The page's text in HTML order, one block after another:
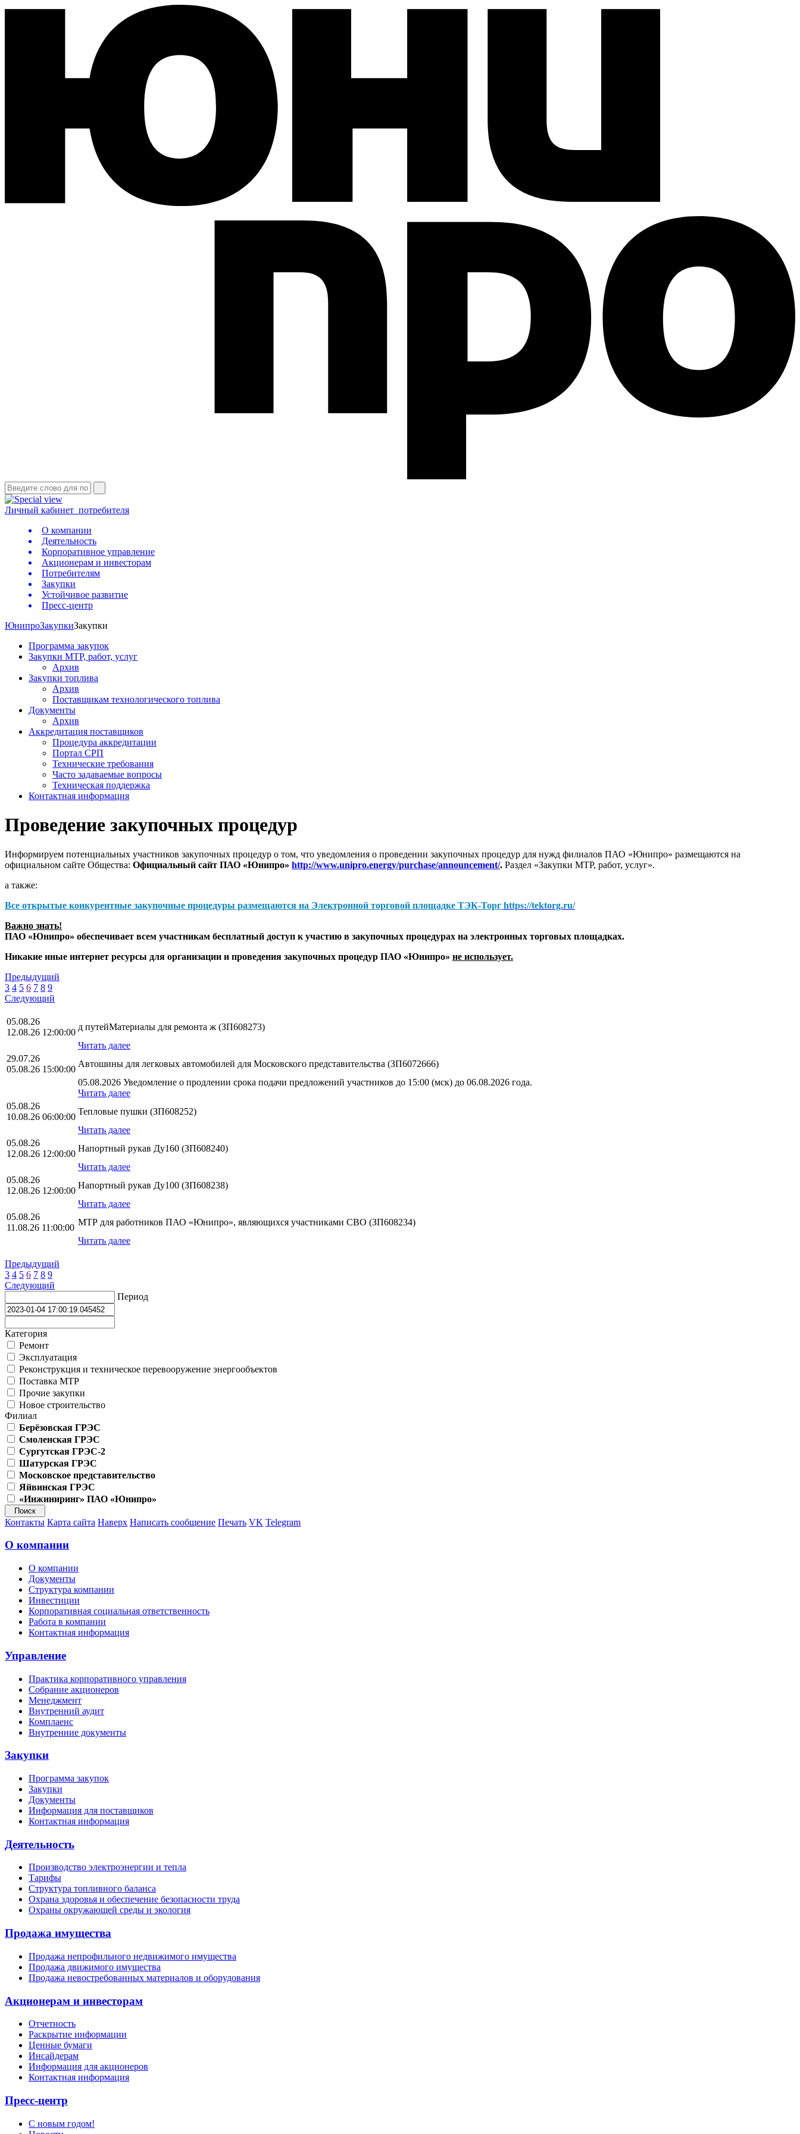
Личный кабинет потребителя
О компании
Деятельность
Корпоративное управление
Акционерам и инвесторам
Потребителям
Закупки
Устойчивое развитие
Пресс-центр
ЮнипроЗакупкиЗакупки
Программа закупок
Закупки МТР, работ, услуг
Архив
Закупки топлива
Архив
Поставщикам технологического топлива
Документы
Архив
Аккредитация поставщиков
Процедура аккредитации
Портал СРП
Технические требования
Часто задаваемые вопросы
Техническая поддержка
Контактная информация
Проведение закупочных процедур
Информируем потенциальных участников закупочных процедур о том, что уведомления о проведении закупочных процедур для нужд филиалов ПАО «Юнипро» размещаются на
официальном сайте Общества: Официальный сайт ПАО «Юнипро» http://www.unipro.energy/purchase/announcement/. Раздел «Закупки МТР, работ, услуг».
а также:
Все открытые конкурентные закупочные процедуры размещаются на Электронной торговой площадке ТЭК-Торг https://tektorg.ru/
Важно знать!
ПАО «Юнипро» обеспечивает всем участникам бесплатный доступ к участию в закупочных процедурах на электронных торговых площадках.
Никакие иные интернет ресурсы для организации и проведения закупочных процедур ПАО «Юнипро» не использует.
Предыдущий
3 4 5 6 7 8 9
Следующий
05.08.26
12.08.26 12:00:00
д путейМатериалы для ремонта ж (ЗП608273)
Читать далее
29.07.26
05.08.26 15:00:00
Автошины для легковых автомобилей для Московского представительства (ЗП6072666)
05.08.2026 Уведомление о продлении срока подачи предложений участников до 15:00 (мск) до 06.08.2026 года.
Читать далее
05.08.26
10.08.26 06:00:00
Тепловые пушки (ЗП608252)
Читать далее
05.08.26
12.08.26 12:00:00
Напортный рукав Ду160 (ЗП608240)
Читать далее
05.08.26
12.08.26 12:00:00
Напортный рукав Ду100 (ЗП608238)
Читать далее
05.08.26
11.08.26 11:00:00
МТР для работников ПАО «Юнипро», являющихся участниками СВО (ЗП608234)
Читать далее
Предыдущий
3 4 5 6 7 8 9
Следующий
Период
Категория
Ремонт
Эксплуатация
Реконструкция и техническое перевооружение энергообъектов
Поставка МТР
Прочие закупки
Новое строительство
Филиал
Берёзовская ГРЭС
Смоленская ГРЭС
Сургутская ГРЭС-2
Шатурская ГРЭС
Московское представительство
Яйвинская ГРЭС
«Инжиниринг» ПАО «Юнипро»
Контакты Карта сайта Наверх Написать сообщение Печать VK Telegram
О компании
О компании
Документы
Структура компании
Инвестиции
Корпоративная социальная ответственность
Работа в компании
Контактная информация
Управление
Практика корпоративного управления
Собрание акционеров
Менеджмент
Внутренний аудит
Комплаенс
Внутренние документы
Закупки
Программа закупок
Закупки
Документы
Информация для поставщиков
Контактная информация
Деятельность
Производство электроэнергии и тепла
Тарифы
Структура топливного баланса
Охрана здоровья и обеспечение безопасности труда
Охраны окружающей среды и экология
Продажа имущества
Продажа непрофильного недвижимого имущества
Продажа движимого имущества
Продажа невостребованных материалов и оборудования
Акционерам и инвесторам
Отчетность
Раскрытие информации
Ценные бумаги
Инсайдерам
Информация для акционеров
Контактная информация
Пресс-центр
С новым годом!